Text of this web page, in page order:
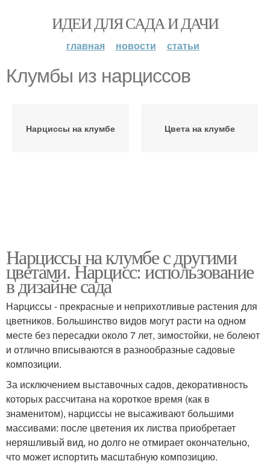
ИДЕИ ДЛЯ САДА И ДАЧИ
главная новости статьи
Клумбы из нарциссов
Нарциссы на клумбе Цвета на клумбе
Нарциссы на клумбе с другими
цветами. Нарцисс: использование
в дизайне сада
Нарциссы - прекрасные и неприхотливые растения для
цветников. Большинство видов могут расти на одном
месте без пересадки около 7 лет, зимостойки, не болеют
и отлично вписываются в разнообразные садовые
композиции.
За исключением выставочных садов, декоративность
которых рассчитана на короткое время (как в
знаменитом), нарциссы не высаживают большими
массивами: после цветения их листва приобретает
неряшливый вид, но долго не отмирает окончательно,
что может испортить масштабную композицию.